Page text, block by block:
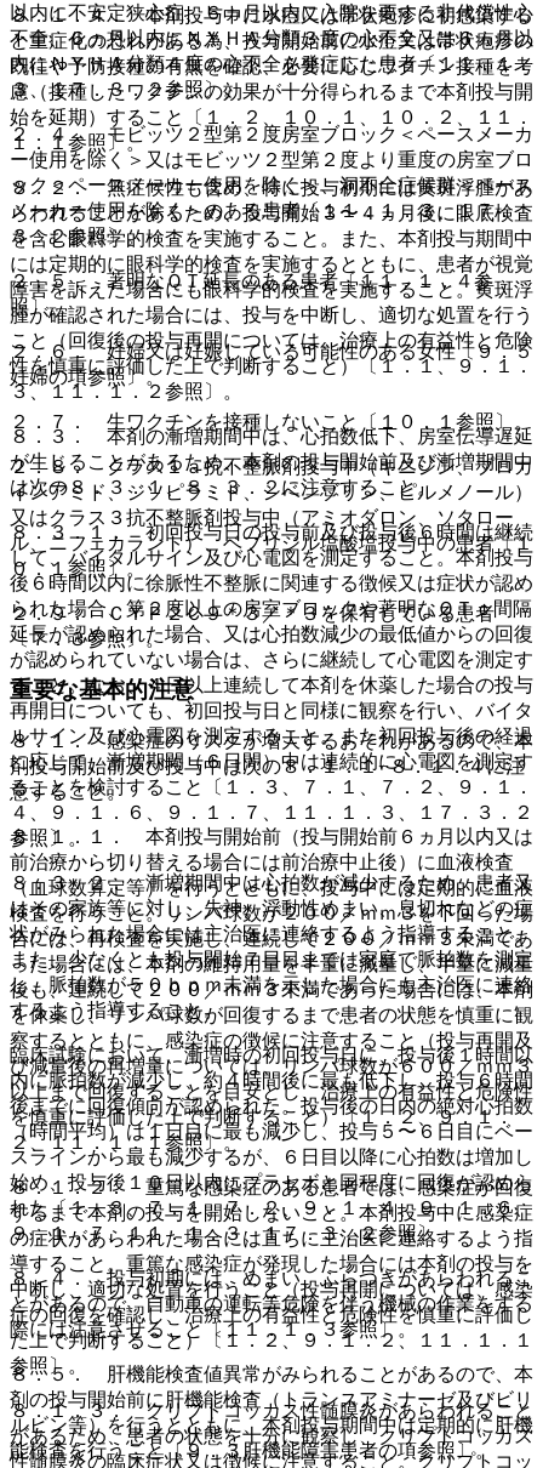
８．１．４． 本剤投与中に水痘又は帯状疱疹に初感染する
と重症化の恐れがある為、投与開始前に水痘又は帯状疱疹の
既往や予防接種の有無を確認、必要に応じワクチン接種を考
慮（接種したワクチンの効果が十分得られるまで本剤投与開
始を延期）すること〔１．２、１０．１、１０．２、１１．
１．１参照〕。
８．２． 無症候性も含め、特に投与初期には黄斑浮腫があ
らわれることがあるため、投与開始３〜４ヵ月後に眼底検査
を含む眼科学的検査を実施すること。また、本剤投与期間中
には定期的に眼科学的検査を実施するとともに、患者が視覚
障害を訴えた場合にも眼科学的検査を実施すること。黄斑浮
腫が確認された場合には、投与を中断し、適切な処置を行う
こと（回復後の投与再開については、治療上の有益性と危険
性を慎重に評価した上で判断すること）〔１．１、９．１．
３、１１．１．２参照〕。
８．３． 本剤の漸増期間中は、心拍数低下、房室伝導遅延
が生じることがあるため、本剤の投与開始前及び漸増期間中
は次の８．３．１、８．３．２に注意すること。
８．３．１． 初回投与日の投与前及び投与後６時間は継続
して、バイタルサイン及び心電図を測定すること。本剤投与
後６時間以内に徐脈性不整脈に関連する徴候又は症状が認め
られた場合、第２度以上の房室ブロックや著明なＱＴｃ間隔
延長が認められた場合、又は心拍数減少の最低値からの回復
が認められていない場合は、さらに継続して心電図を測定す
ること。なお、４日以上連続して本剤を休薬した場合の投与
再開日についても、初回投与日と同様に観察を行い、バイタ
ルサイン及び心電図を測定すること。また初回投与後の経過
に応じて、漸増期間（６日間）中は連続的に心電図を測定す
ることを検討すること〔１．３、７．１、７．２、９．１．
４、９．１．６、９．１．７、１１．１．３、１７．３．２
参照〕。
８．３．２． 漸増期間中は心拍数が減少するため、患者又
はその家族等に対し、失神、浮動性めまい、息切れなどの症
状がみられた場合には主治医に連絡するよう指導すること。
また、少なくとも投与開始７日目までは家庭で脈拍数を測定
し、脈拍数が５０ｂｐｍ未満を示した場合にも主治医に連絡
するよう指導すること。
臨床試験において、漸増時の初回投与日に、投与後１時間以
内に脈拍数が減少し、約４時間後に最も低下し、投与６時間
後までに回復傾向が認められた。投与後の日内の絶対心拍数
（時間平均）は１日目に最も減少し、投与５〜６日目にベー
スラインから最も減少するが、６日目以降に心拍数は増加し
始め、投与後１０日以内にプラセボと同程度に回復が認めら
れた〔１．３、７．１、７．２、９．１．４、９．１．６、
９．１．７、１１．１．３、１７．３．２参照〕。
８．４． 投与初期には、めまい、ふらつきがあらわれるこ
とがあるので、自動車の運転等危険を伴う機械の作業をする
際には注意させること〔１１．１．３参照〕。
８．５． 肝機能検査値異常がみられることがあるので、本
剤の投与開始前に肝機能検査（トランスアミナーゼ及びビリ
ルビン等）を行うとともに、本剤投与期間中は定期的に肝機
能検査を行うこと〔９．３肝機能障害患者の項参照〕。
以内に不安定狭心症、６ヵ月以内に入院を要する非代償性心
不全、６ヵ月以内にＮＹＨＡ分類３度の心不全又は６ヵ月以
内にＮＹＨＡ分類４度の心不全を発症した患者〔１１．１．
３、１７．３．２参照〕。
２．４． モビッツ２型第２度房室ブロック＜ペースメーカ
ー使用を除く＞又はモビッツ２型第２度より重度の房室ブロ
ック＜ペースメーカー使用を除く＞、洞不全症候群＜ペース
メーカー使用を除く＞のある患者〔１１．１．３、１７．
３．２参照〕。
２．５． 著明なＱＴ延長のある患者〔１１．１．４参
照〕。
２．６． 妊婦又は妊娠している可能性のある女性〔９．５
妊婦の項参照〕。
２．７． 生ワクチンを接種しないこと〔１０．１参照〕。
２．８． クラス１ａ抗不整脈剤投与中（キニジン、プロカ
インアミド、ジソピラミド、シベンゾリン、ピルメノール）
又はクラス３抗不整脈剤投与中（アミオダロン、ソタロー
ル、ニフェカラント）、ベプリジル塩酸塩投与中の患者〔１
０．１参照〕。
２．９． ＣＹＰ２Ｃ９＊３／＊３を保有している患者
〔７．３参照〕。
重要な基本的注意
８．１． 感染症のリスクが増大するおそれがあるので、本
剤投与開始前及び投与中は次の８．１．１−８．１．４に注
意すること。
８．１．１． 本剤投与開始前（投与開始前６ヵ月以内又は
前治療から切り替える場合には前治療中止後）に血液検査
（血球数算定等）を行うとともに、投与中には定期的に血液
検査を行うこと。リンパ球数が２００／ｍｍ３を下回った場
合には、再検査を実施し、連続して２００／ｍｍ３未満であ
った場合には、本剤の維持用量を半量に減量し、半量に減量
後も、連続して２００／ｍｍ３未満であった場合には、本剤
を休薬し、リンパ球数が回復するまで患者の状態を慎重に観
察するとともに、感染症の徴候に注意すること（投与再開及
び減量後の再増量については、リンパ球数が６００／ｍｍ３
以上まで回復することを目安とし、治療上の有益性と危険性
を慎重に評価した上で判断すること）〔１．２、９．１．
２、１１．１．１参照〕。
８．１．２． 重篤な感染症のある患者では、感染症が回復
するまで本剤の投与を開始しないこと。本剤投与中に感染症
の症状があらわれた場合には直ちに主治医に連絡するよう指
導すること。重篤な感染症が発現した場合には本剤の投与を
中断し、適切な処置を行うこと（投与再開については、感染
症の回復を確認し、治療上の有益性と危険性を慎重に評価し
た上で判断すること）〔１．２、９．１．２、１１．１．１
参照〕。
８．１．３． クリプトコッカス性髄膜炎があらわれること
があるため、患者の状態を十分に観察し、クリプトコッカス
性髄膜炎の臨床症状又は徴候に注意すること。クリプトコッ